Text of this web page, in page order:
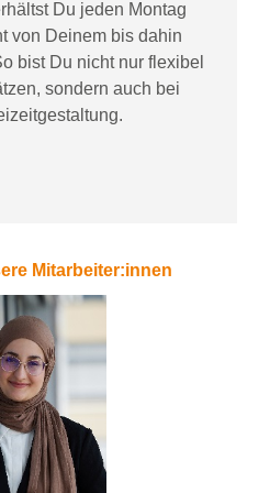
Du jeden Montag
von Deinem bis dahin
bist Du nicht nur flexibel
, sondern auch bei
.
Mitarbeiter:innen